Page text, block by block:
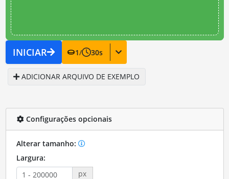
INICIAR 1/ 30s
ADICIONAR ARQUIVO DE EXEMPLO
Configurações opcionais
Alterar tamanho:
Largura:
px